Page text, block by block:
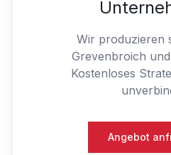
Wir produzieren
Grevenbroich
Kostenloses
Angebot